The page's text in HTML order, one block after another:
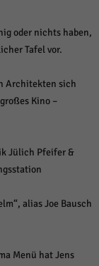
oder nichts haben,
Tafel vor.
Architekten sich
Kino –
Jülich Pfeifer &
alias Joe Bausch
Menü hat Jens
akzeptiert
Einwilligung
Impressum